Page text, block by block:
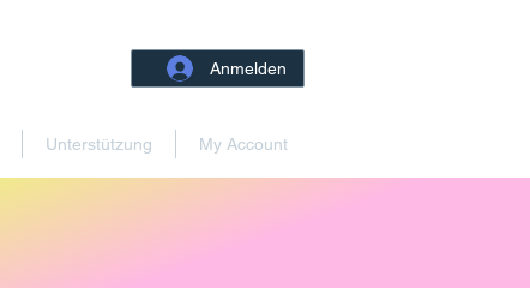
Anmelden
Unterstützung My Account